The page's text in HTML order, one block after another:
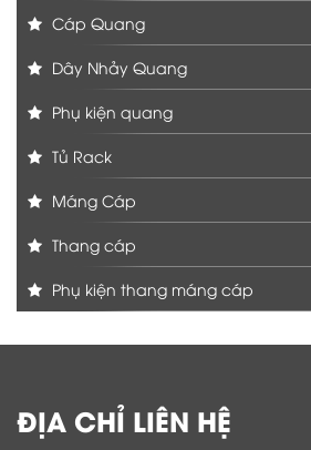
Cáp Quang
Dây Nhảy Quang
Phụ kiện quang
Tủ Rack
Máng Cáp
Thang cáp
Phụ kiện thang máng cáp
ĐỊA CHỈ LIÊN HỆ